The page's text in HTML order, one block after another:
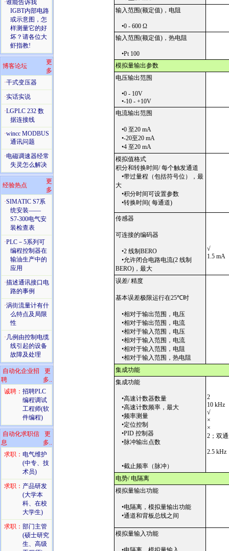
·谁能告诉我
IGBT内部电路
或示意图，怎
样测量它的好
坏？请各位大
虾指教!
博客论坛
更
多
·干式变压器
·实话实说
·LGPLC 232 数
据连接线
·wincc MODBUS
通讯问题
·电磁调速器经常
失灵怎么解决
经验热点
更
多
·SIMATIC S7系
统安装——
S7-300电气安
装检查表
·PLC－5系列可
编程控制器在
输油生产中的
应用
·描述通讯接口电
路的事例
·涡街流量计有什
么特点及局限
性
· 几例由控制电缆
线引起的设备
故障及处理
自动化企业招
聘
更
多..
诚聘： 招聘PLC
编程调试
工程师(软
件编程)
自动化求职信
息
更
多..
求职： 电气维护
(中专、技
术员)
求职： 产品研发
(大学本
科、在校
大学生)
求职： 部门主管
(硕士研究
生、高级
输入范围(额定值)，电阻
•0 - 600 Ω
输入范围(额定值)，热电阻
•Pt 100
模拟量输出参数
电压输出范围
•0 - 10V
•-10 - +10V
电流输出范围
•0 至20 mA
•-20至20 mA
•4 至20 mA
模拟值格式
积分和转换时间/ 每个触发通道
•带过量程（包括符号位），最
大
•积分时间可设置参数
•转换时间( 每通道)
传感器
可连接的编码器
•2 线制BERO
•允许闭合电路电流(2 线制
BERO)，最大
√
1.5 mA
误差/ 精度
基本误差极限运行在25℃时
•相对于输出范围，电压
•相对于输出范围，电流
•相对于输入范围，电压
•相对于输入范围，电流
•相对于输入范围，电阻
•相对于输入范围，热电阻
集成功能
集成功能
•高速计数器数量
•高速计数频率，最大
•频率测量
•定位控制
•PID 控制器
•脉冲输出点数
•截止频率（脉冲）
2
10 kHz
√
×
×
2；双
2.5 kHz
电势/ 电隔离
模拟量输出功能
•电隔离，模拟量输出功能
•通道和背板总线之间
模拟量输入功能